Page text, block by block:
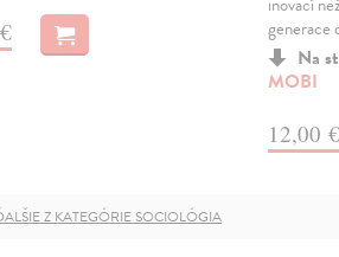
generace
Na
MOBI
12,00 €
Z KATEGÓRIE SOCIOLÓGIA